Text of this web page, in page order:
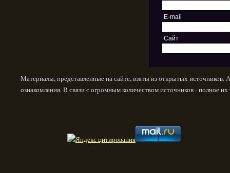
E-mail
Сайт
Материалы, представленные на сайте, взяты из открытых
ознакомления. В связи с огромным количеством источников - полное